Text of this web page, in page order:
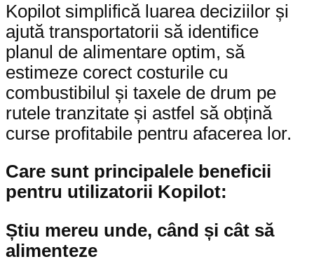
Kopilot simplifică luarea deciziilor și
ajută transportatorii să identifice
planul de alimentare optim, să
estimeze corect costurile cu
combustibilul și taxele de drum pe
rutele tranzitate și astfel să obțină
curse profitabile pentru afacerea lor.
Care sunt principalele beneficii
pentru utilizatorii Kopilot:
Știu mereu unde, când și cât să
alimenteze